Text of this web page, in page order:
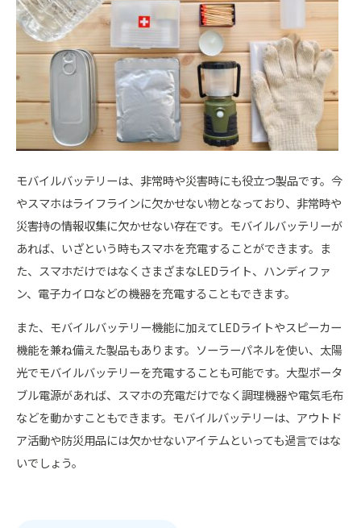
モバイルバッテリーは、非常時や災害時にも役立つ製品です。今
やスマホはライフラインに欠かせない物となっており、非常時や
災害持の情報収集に欠かせない存在です。モバイルバッテリーが
あれば、いざという時もスマホを充電することができます。ま
た、スマホだけではなくさまざまなLEDライト、ハンディファ
ン、電子カイロなどの機器を充電することもできます。
また、モバイルバッテリー機能に加えてLEDライトやスピーカー
機能を兼ね備えた製品もあります。ソーラーパネルを使い、太陽
光でモバイルバッテリーを充電することも可能です。大型ポータ
ブル電源があれば、スマホの充電だけでなく調理機器や電気毛布
などを動かすこともできます。モバイルバッテリーは、アウトド
ア活動や防災用品には欠かせないアイテムといっても過言ではな
いでしょう。